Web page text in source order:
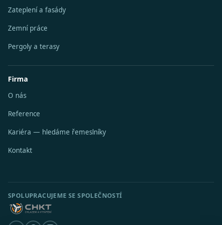
Zateplení a fasády
Zemní práce
Pergoly a terasy
Firma
O nás
Reference
Kariéra — hledáme řemeslníky
Kontakt
SPOLUPRACUJEME SE SPOLEČNOSTÍ